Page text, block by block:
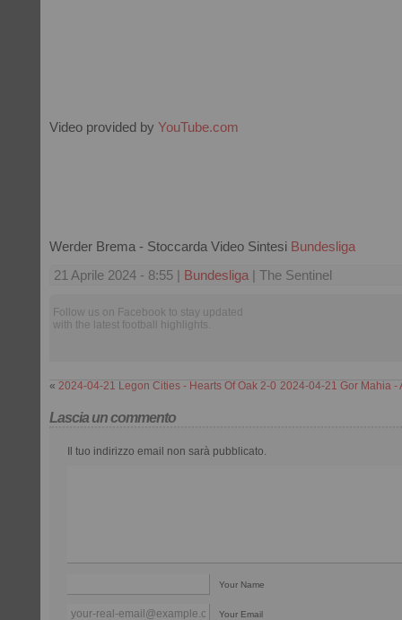
Video provided by YouTube.com
Werder Brema - Stoccarda Video Sintesi Bundesliga
21 Aprile 2024 - 8:55 | Bundesliga | The Sentinel
Follow us on Facebook to stay updated
with the latest football highlights.
« 2024-04-21 Legon Cities - Hearts Of Oak 2-0 2024-04-21 Gor Mahia -
Lascia un commento
Il tuo indirizzo email non sarà pubblicato.
Your Name
Your Email